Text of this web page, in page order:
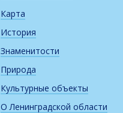
Карта
История
Знаменитости
Природа
Культурные объекты
О Ленинградской области